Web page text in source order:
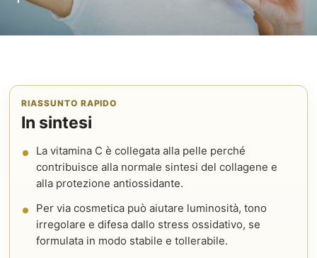
RIASSUNTO RAPIDO
In sintesi
La vitamina C è collegata alla pelle perché
contribuisce alla normale sintesi del collagene e
alla protezione antiossidante.
Per via cosmetica può aiutare luminosità, tono
irregolare e difesa dallo stress ossidativo, se
formulata in modo stabile e tollerabile.